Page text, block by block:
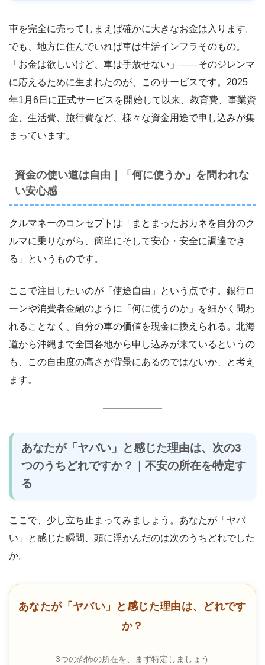
車を完全に売ってしまえば確かに大きなお金は入ります。
でも、地方に住んでいれば車は生活インフラそのもの。
「お金は欲しいけど、車は手放せない」――そのジレンマ
に応えるために生まれたのが、このサービスです。2025
年1月6日に正式サービスを開始して以来、教育費、事業資
金、生活費、旅行費など、様々な資金用途で申し込みが集
まっています。
資金の使い道は自由｜「何に使うか」を問われな
い安心感
クルマネーのコンセプトは「まとまったおカネを自分のク
ルマに乗りながら、簡単にそして安心・安全に調達でき
る」というものです。
ここで注目したいのが「使途自由」という点です。銀行ロ
ーンや消費者金融のように「何に使うのか」を細かく問わ
れることなく、自分の車の価値を現金に換えられる。北海
道から沖縄まで全国各地から申し込みが来ているというの
も、この自由度の高さが背景にあるのではないか、と考え
ます。
あなたが「ヤバい」と感じた理由は、次の3
つのうちどれですか？｜不安の所在を特定す
る
ここで、少し立ち止まってみましょう。あなたが「ヤバ
い」と感じた瞬間、頭に浮かんだのは次のうちどれでした
か。
あなたが「ヤバい」と感じた理由は、どれです
か？
3つの恐怖の所在を、まず特定しましょう